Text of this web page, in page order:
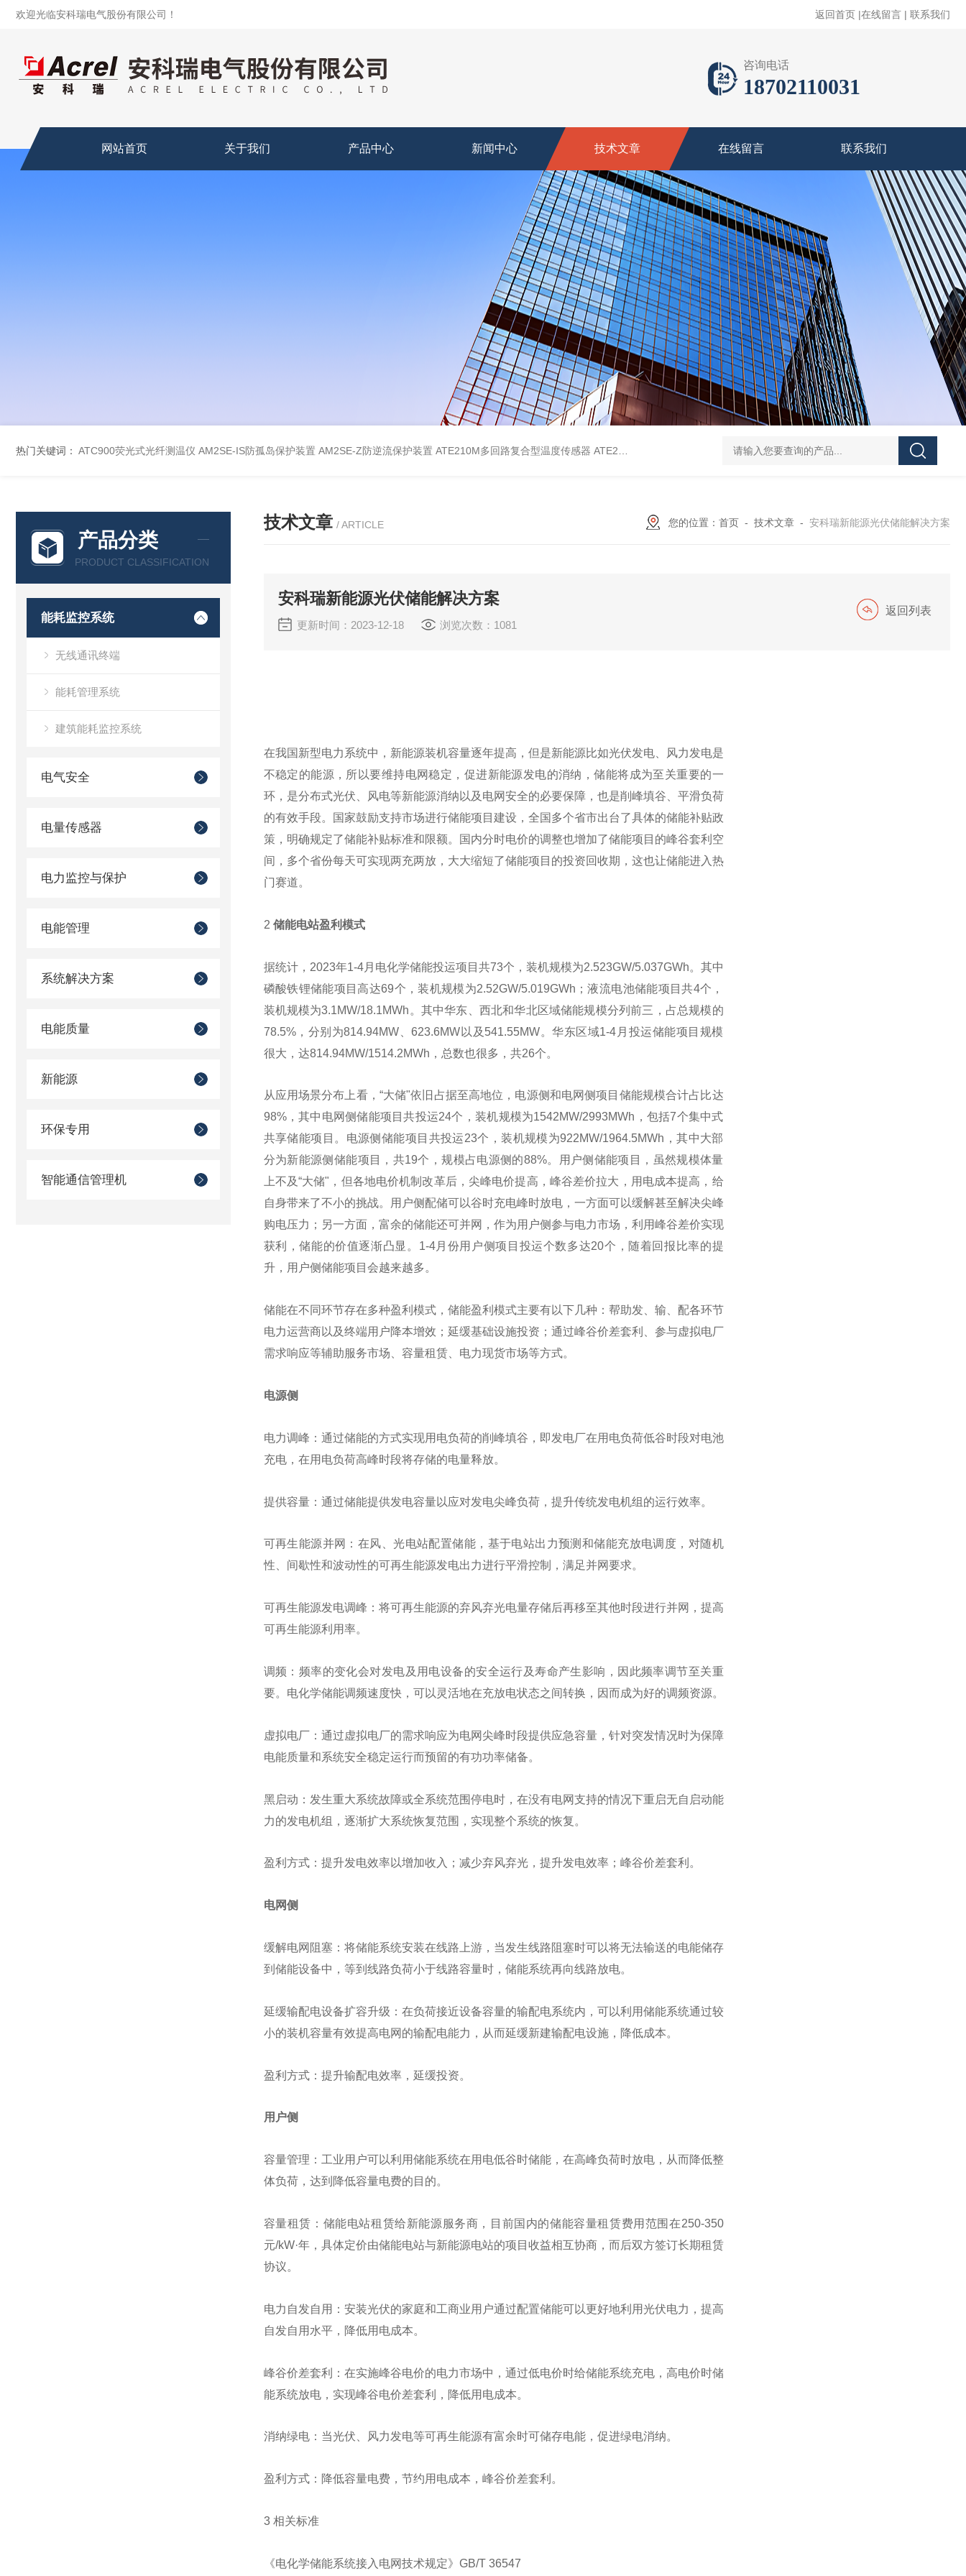
欢迎光临安科瑞电气股份有限公司！ 返回首页 |在线留言 | 联系我们
咨询电话
18702110031
网站首页 关于我们 产品中心 新闻中心 技术文章 在线留言 联系我们
热门关键词： ATC900荧光式光纤测温仪 AM2SE-IS防孤岛保护装置 AM2SE-Z防逆流保护装置 ATE210M多回路复合型温度传感器 ATE210S单回路复合型温度传感器 DJSF1352-D-800导轨式直流电能表 AKH-
产品分类
PRODUCT CLASSIFICATION
能耗监控系统
无线通讯终端
能耗管理系统
建筑能耗监控系统
电气安全
电量传感器
电力监控与保护
电能管理
系统解决方案
电能质量
新能源
环保专用
智能通信管理机
技术文章 / ARTICLE 您的位置： 首页 - 技术文章 - 安科瑞新能源光伏储能解决方案
安科瑞新能源光伏储能解决方案
更新时间：2023-12-18 浏览次数：1081
返回列表
在我国新型电力系统中，新能源装机容量逐年提高，但是新能源比如光伏发电、风力发电是
不稳定的能源，所以要维持电网稳定，促进新能源发电的消纳，储能将成为至关重要的一
环，是分布式光伏、风电等新能源消纳以及电网安全的必要保障，也是削峰填谷、平滑负荷
的有效手段。国家鼓励支持市场进行储能项目建设，全国多个省市出台了具体的储能补贴政
策，明确规定了储能补贴标准和限额。国内分时电价的调整也增加了储能项目的峰谷套利空
间，多个省份每天可实现两充两放，大大缩短了储能项目的投资回收期，这也让储能进入热
门赛道。
2 储能电站盈利模式
据统计，2023年1-4月电化学储能投运项目共73个，装机规模为2.523GW/5.037GWh。其中
磷酸铁锂储能项目高达69个，装机规模为2.52GW/5.019GWh；液流电池储能项目共4个，
装机规模为3.1MW/18.1MWh。其中华东、西北和华北区域储能规模分列前三，占总规模的
78.5%，分别为814.94MW、623.6MW以及541.55MW。华东区域1-4月投运储能项目规模
很大，达814.94MW/1514.2MWh，总数也很多，共26个。
从应用场景分布上看，“大储"依旧占据至高地位，电源侧和电网侧项目储能规模合计占比达
98%，其中电网侧储能项目共投运24个，装机规模为1542MW/2993MWh，包括7个集中式
共享储能项目。电源侧储能项目共投运23个，装机规模为922MW/1964.5MWh，其中大部
分为新能源侧储能项目，共19个，规模占电源侧的88%。用户侧储能项目，虽然规模体量
上不及“大储"，但各地电价机制改革后，尖峰电价提高，峰谷差价拉大，用电成本提高，给
自身带来了不小的挑战。用户侧配储可以谷时充电峰时放电，一方面可以缓解甚至解决尖峰
购电压力；另一方面，富余的储能还可并网，作为用户侧参与电力市场，利用峰谷差价实现
获利，储能的价值逐渐凸显。1-4月份用户侧项目投运个数多达20个，随着回报比率的提
升，用户侧储能项目会越来越多。
储能在不同环节存在多种盈利模式，储能盈利模式主要有以下几种：帮助发、输、配各环节
电力运营商以及终端用户降本增效；延缓基础设施投资；通过峰谷价差套利、参与虚拟电厂
需求响应等辅助服务市场、容量租赁、电力现货市场等方式。
电源侧
电力调峰：通过储能的方式实现用电负荷的削峰填谷，即发电厂在用电负荷低谷时段对电池
充电，在用电负荷高峰时段将存储的电量释放。
提供容量：通过储能提供发电容量以应对发电尖峰负荷，提升传统发电机组的运行效率。
可再生能源并网：在风、光电站配置储能，基于电站出力预测和储能充放电调度，对随机
性、间歇性和波动性的可再生能源发电出力进行平滑控制，满足并网要求。
可再生能源发电调峰：将可再生能源的弃风弃光电量存储后再移至其他时段进行并网，提高
可再生能源利用率。
调频：频率的变化会对发电及用电设备的安全运行及寿命产生影响，因此频率调节至关重
要。电化学储能调频速度快，可以灵活地在充放电状态之间转换，因而成为好的调频资源。
虚拟电厂：通过虚拟电厂的需求响应为电网尖峰时段提供应急容量，针对突发情况时为保障
电能质量和系统安全稳定运行而预留的有功功率储备。
黑启动：发生重大系统故障或全系统范围停电时，在没有电网支持的情况下重启无自启动能
力的发电机组，逐渐扩大系统恢复范围，实现整个系统的恢复。
盈利方式：提升发电效率以增加收入；减少弃风弃光，提升发电效率；峰谷价差套利。
电网侧
缓解电网阻塞：将储能系统安装在线路上游，当发生线路阻塞时可以将无法输送的电能储存
到储能设备中，等到线路负荷小于线路容量时，储能系统再向线路放电。
延缓输配电设备扩容升级：在负荷接近设备容量的输配电系统内，可以利用储能系统通过较
小的装机容量有效提高电网的输配电能力，从而延缓新建输配电设施，降低成本。
盈利方式：提升输配电效率，延缓投资。
用户侧
容量管理：工业用户可以利用储能系统在用电低谷时储能，在高峰负荷时放电，从而降低整
体负荷，达到降低容量电费的目的。
容量租赁：储能电站租赁给新能源服务商，目前国内的储能容量租赁费用范围在250-350
元/kW·年，具体定价由储能电站与新能源电站的项目收益相互协商，而后双方签订长期租赁
协议。
电力自发自用：安装光伏的家庭和工商业用户通过配置储能可以更好地利用光伏电力，提高
自发自用水平，降低用电成本。
峰谷价差套利：在实施峰谷电价的电力市场中，通过低电价时给储能系统充电，高电价时储
能系统放电，实现峰谷电价差套利，降低用电成本。
消纳绿电：当光伏、风力发电等可再生能源有富余时可储存电能，促进绿电消纳。
盈利方式：降低容量电费，节约用电成本，峰谷价差套利。
3 相关标准
《电化学储能系统接入电网技术规定》GB/T 36547